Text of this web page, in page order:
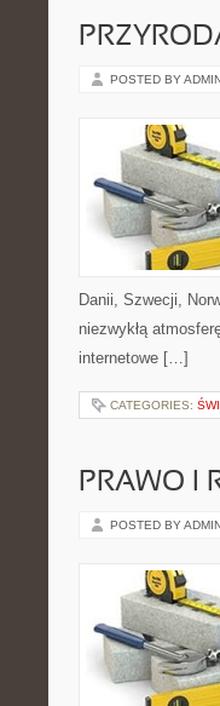
POSTED BY
Danii, Szwecji,
niezwykłą
internetowe […]
CATEGORIES:
PRAWO I
POSTED BY